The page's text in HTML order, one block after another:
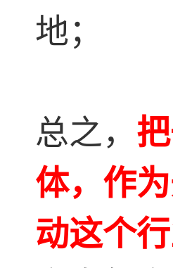
地；
总之，
体，作
动这个